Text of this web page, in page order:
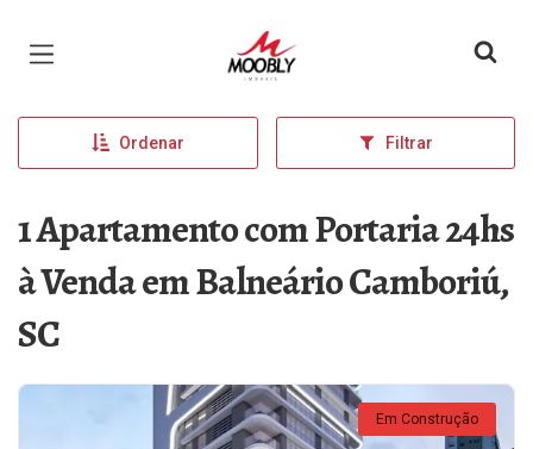
Página inicial
Ordenar Filtrar
1 Apartamento com Portaria 24hs
à Venda em Balneário Camboriú,
SC
Em Construção